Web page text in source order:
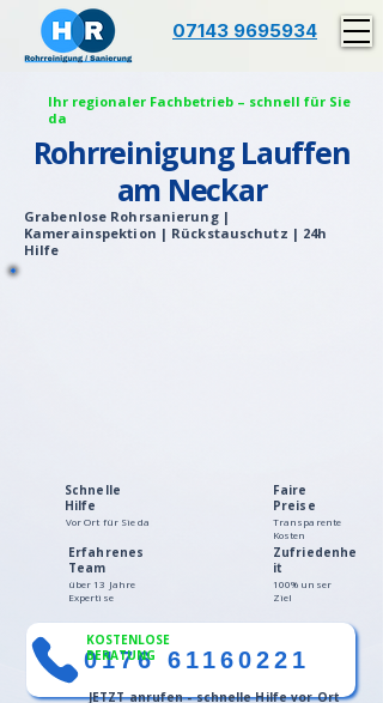
07143 9695934
Ihr regionaler Fachbetrieb – schnell für Sie
da
Rohrreinigung Lauffen
am Neckar
Grabenlose Rohrsanierung |
Kamerainspektion | Rückstauschutz | 24h
Hilfe
Schnelle
Hilfe
Vor Ort für Sie da
Erfahrenes
Team
über 13 Jahre
Expertise
Faire
Preise
Transparente
Kosten
Zufriedenhe
it
100% unser
Ziel
0176 61160221
KOSTENLOSE
BERATUNG
JETZT anrufen - schnelle Hilfe vor Ort